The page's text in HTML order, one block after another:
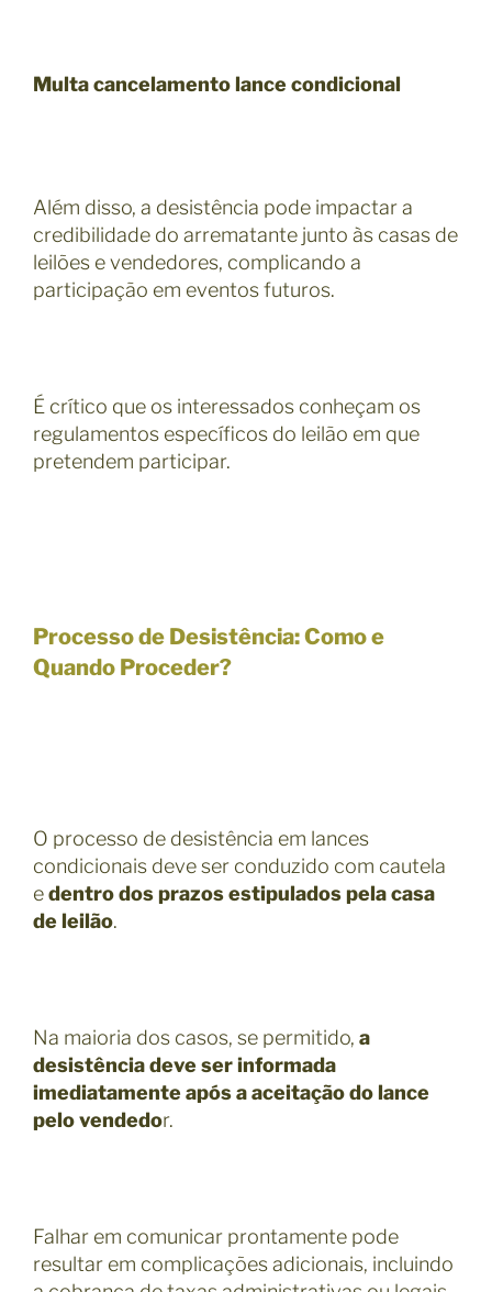
Multacancelamento lance condicional
Além disso, a desistência pode impactar a
credibilidade do arrematante junto às casas de
leilões e vendedores, complicando a
participação em eventos futuros.
É crítico que os interessados conheçam os
regulamentos específicos do leilão em que
pretendem participar.
Processo de Desistência: Como e
Quando Proceder?
O processo de desistência em lances
condicionais deve ser conduzido com cautela
edentro dos prazos estipulados pela casa
de leilão.
Na maioria dos casos, se permitido, a
desistência deve ser informada
imediatamente após a aceitação do lance
pelo vendedor.
Falhar em comunicar prontamente pode
resultar em complicações adicionais, incluindo